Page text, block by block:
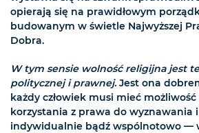
opierają się na prawidłowym
budowanym w świetle Najwyższej
Dobra.
W tym sensie wolność religijna jest
politycznej i prawnej.Jest ona
każdy człowiek musi mieć
korzystania z prawa do wyznawania
indywidualnie bądź wspólnotowo —